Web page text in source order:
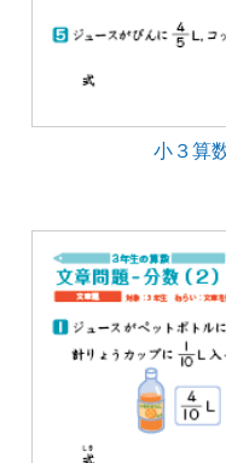
小３算